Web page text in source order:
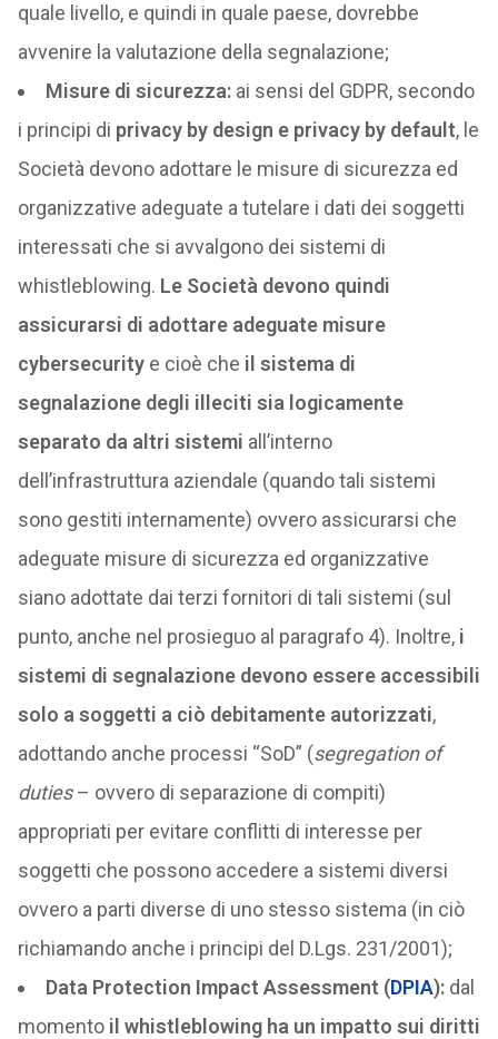
quale livello, e quindi in quale paese, dovrebbe
avvenire la valutazione della segnalazione;
Misure di sicurezza:ai sensi del GDPR, secondo
i principi di privacy by design e privacy by default, le
Società devono adottare le misure di sicurezza ed
organizzative adeguate a tutelare i dati dei soggetti
interessati che si avvalgono dei sistemi di
whistleblowing. Le Società devono quindi
assicurarsi di adottare adeguate misure
cybersecuritye cioè che il sistema di
segnalazione degli illeciti sia logicamente
separato da altri sistemi all’interno
dell’infrastruttura aziendale (quando tali sistemi
sono gestiti internamente) ovvero assicurarsi che
adeguate misure di sicurezza ed organizzative
siano adottate dai terzi fornitori di tali sistemi (sul
punto, anche nel prosieguo al paragrafo 4). Inoltre, i
sistemi di segnalazione devono essere accessibili
solo a soggetti a ciò debitamente autorizzati,
adottando anche processi “SoD” (segregation of
duties– ovvero di separazione di compiti)
appropriati per evitare conflitti di interesse per
soggetti che possono accedere a sistemi diversi
ovvero a parti diverse di uno stesso sistema (in ciò
richiamando anche i principi del D.Lgs. 231/2001);
Data Protection Impact Assessment (DPIA):dal
momentoil whistleblowing ha un impatto sui diritti